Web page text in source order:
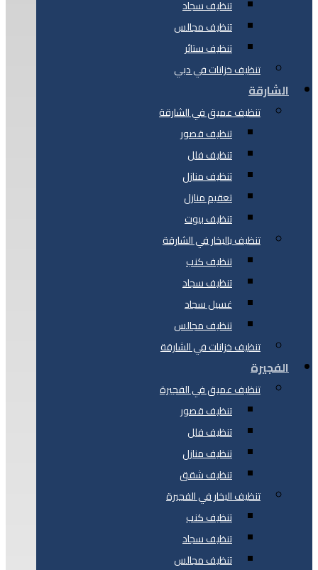
تنظيف سجاد
تنظيف مجالس
تنظيف ستائر
تنظيف خزانات في دبي
الشارقة
تنظيف عميق في الشارقة
تنظيف قصور
تنظيف فلل
تنظيف منازل
تعقيم منازل
تنظيف بيوت
تنظيف بالبخار في الشارقة
تنظيف كنب
تنظيف سجاد
غسيل سجاد
تنظيف مجالس
تنظيف خزانات في الشارقة
الفجيرة
تنظيف عميق في الفجيرة
تنظيف قصور
تنظيف فلل
تنظيف منازل
تنظيف شقق
تنظيف البخار في الفجيرة
تنظيف كنب
تنظيف سجاد
تنظيف مجالس